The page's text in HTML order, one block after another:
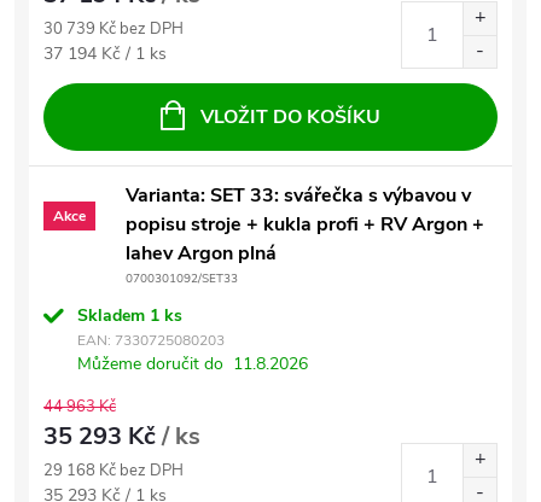
30 739 Kč bez DPH
Měrná cena:
37 194 Kč / 1 ks
VLOŽIT DO KOŠÍKU
Akce
Varianta: SET 33: svářečka s výbavou v
popisu stroje + kukla profi + RV Argon +
lahev Argon plná
0700301092/SET33
Skladem 1 ks
EAN: 7330725080203
Můžeme doručit do 11.8.2026
44 963 Kč
35 293 Kč/ ks
29 168 Kč bez DPH
Měrná cena:
35 293 Kč / 1 ks